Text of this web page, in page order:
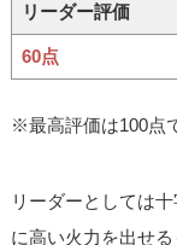
リーダー評価
60点
※最高評価は100点
リーダーとしては
に高い火力を出せ